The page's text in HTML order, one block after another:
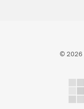
© 2026